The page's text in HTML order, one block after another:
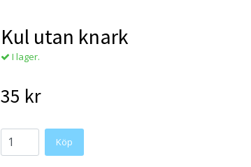
Kul utan knark
I lager.
35 kr
Köp